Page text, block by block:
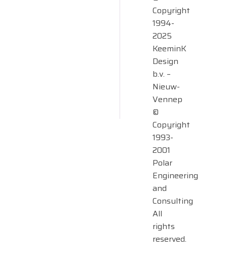
Copyright
1994-
2025
KeeminK
Design
b.v. –
Nieuw-
Vennep
©
Copyright
1993-
2001
Polar
Engineering
and
Consulting
All
rights
reserved.